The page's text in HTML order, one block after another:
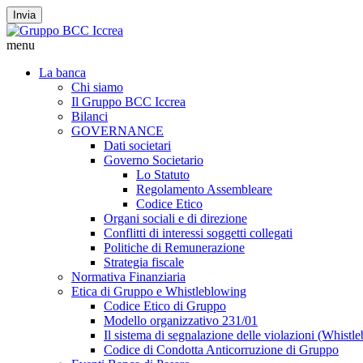
Invia
menu
La banca
Chi siamo
Il Gruppo BCC Iccrea
Bilanci
GOVERNANCE
Dati societari
Governo Societario
Lo Statuto
Regolamento Assembleare
Codice Etico
Organi sociali e di direzione
Conflitti di interessi soggetti collegati
Politiche di Remunerazione
Strategia fiscale
Normativa Finanziaria
Etica di Gruppo e Whistleblowing
Codice Etico di Gruppo
Modello organizzativo 231/01
Il sistema di segnalazione delle violazioni
Codice di Condotta Anticorruzione di Gruppo